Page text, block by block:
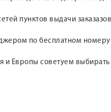
пунктов выдачи
по бесплатном номеру
и Европы советуем